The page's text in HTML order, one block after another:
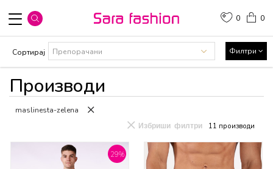
0
0
Производи
Сортирај Филтри
maslinesta-zelena
11 производи
Избриши филтри
29%